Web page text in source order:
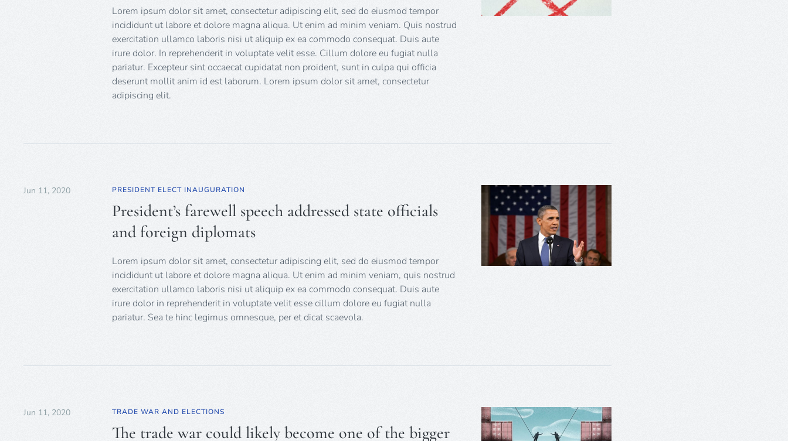
Lorem ipsum dolor sit amet, consectetur adipiscing elit, sed do eiusmod tempor
incididunt ut labore et dolore magna aliqua. Ut enim ad minim veniam. Quis nostrud
exercitation ullamco laboris nisi ut aliquip ex ea commodo consequat. Duis aute
irure dolor. In reprehenderit in voluptate velit esse. Cillum dolore eu fugiat nulla
pariatur. Excepteur sint occaecat cupidatat non proident, sunt in culpa qui officia
deserunt mollit anim id est laborum. Lorem ipsum dolor sit amet, consectetur
adipiscing elit.
Jun 11, 2020 PRESIDENT ELECT INAUGURATION
President’s farewell speech addressed state officials
and foreign diplomats
Lorem ipsum dolor sit amet, consectetur adipiscing elit, sed do eiusmod tempor
incididunt ut labore et dolore magna aliqua. Ut enim ad minim veniam, quis nostrud
exercitation ullamco laboris nisi ut aliquip ex ea commodo consequat. Duis aute
irure dolor in reprehenderit in voluptate velit esse cillum dolore eu fugiat nulla
pariatur. Sea te hinc legimus omnesque, per et dicat scaevola.
Jun 11, 2020 TRADE WAR AND ELECTIONS
The trade war could likely become one of the bigger